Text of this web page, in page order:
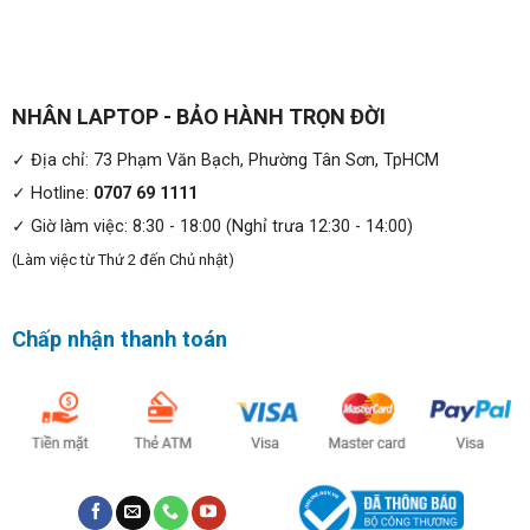
du lịch.
Màn hình:
Dell Vostro 5510 sở hữu màn hình
chất lượng hình ảnh hiển thị sắc nét, màu sắc sống động.
Màn hình có viền mỏng cho không gian hiển thị rộng lớn
NHÂN LAPTOP - BẢO HÀNH TRỌN ĐỜI
✓ Địa chỉ: 73 Phạm Văn Bạch, Phường Tân Sơn, TpHCM
✓ Hotline: 0707 69 1111
✓ Giờ làm việc: 8:30 - 18:00 (Nghỉ trưa 12:30 - 14:00)
(Làm việc từ Thứ 2 đến Chủ nhật)
Chấp nhận thanh toán